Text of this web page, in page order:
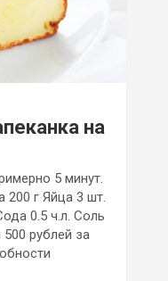
на
5 минут.
200 г Яйца 3 шт.
0.5 ч.л. Соль
рублей за